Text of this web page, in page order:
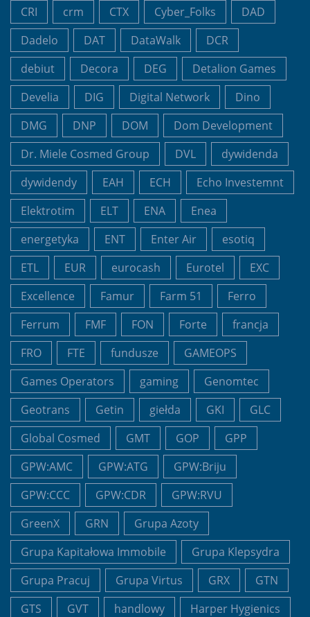
CRI
crm CTX Cyber_Folks
DAD
Dadelo
DAT DataWalk
DCR
debiut
Decora DEG
Detalion Games
Develia
DIG Digital Network
Dino
DMG
DNP DOM
Dom Development
Dr. Miele Cosmed Group
DVL
dywidenda
dywidendy
EAH ECH
Echo Investemnt
Elektrotim
ELT ENA
Enea
energetyka
ENT Enter Air
esotiq
ETL
EUR eurocash Eurotel
EXC
Excellence
Famur Farm 51
Ferro
Ferrum
FMF FON Forte
francja
FRO
FTE fundusze
GAMEOPS
Games Operators
gaming
Genomtec
Geotrans
Getin giełda GKI
GLC
Global Cosmed
GMT GOP
GPP
GPW:AMC
GPW:ATG
GPW:Briju
GPW:CCC
GPW:CDR
GPW:RVU
GreenX
GRN
Grupa Azoty
Grupa Kapitałowa Immobile
Grupa Klepsydra
Grupa Pracuj
Grupa Virtus GRX
GTN
GTS
GVT handlowy Harper Hygienics